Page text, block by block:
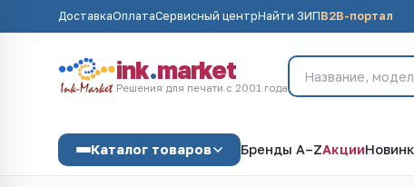
ДоставкаОплатаСервисный центрНайти ЗИПB2B-портал
ink.market
Решения для печати с 2001 года
Каталог товаров Бренды A–ZАкции